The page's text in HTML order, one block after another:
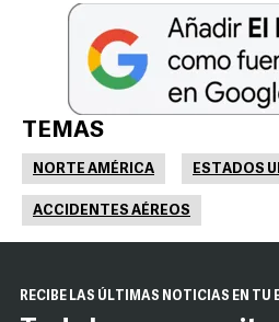
TEMAS
NORTE AMÉRICA ESTADOS
ACCIDENTES AÉREOS
RECIBE LAS ÚLTIMAS NOTICIAS EN TU